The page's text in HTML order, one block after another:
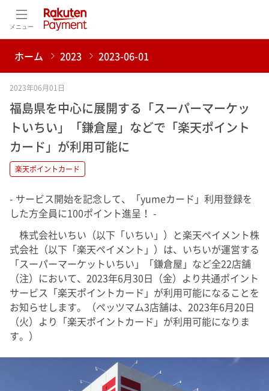
メニュー
ホーム 2023 2023-06-01
2023年06月01日
福島県を中心に展開する「スーパーマーケッ
トいちい」「鎌倉屋」などで「楽天ポイント
カード」が利用可能に
楽天ポイントカード
- サービス開始を記念して、「yumeカード」利用登録を
した方全員に100ポイント進呈！ -
株式会社いちい（以下「いちい」）と楽天ペイメント株
式会社（以下「楽天ペイメント」）は、いちいが運営する
「スーパーマーケットいちい」「鎌倉屋」など全22店舗
（注）において、2023年6月30日（金）より共通ポイント
サービス「楽天ポイントカード」が利用可能になることを
お知らせします。（ペッツマム3店舗は、2023年6月20日
（火）より「楽天ポイントカード」が利用可能になりま
す。）